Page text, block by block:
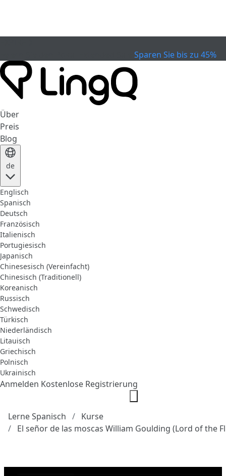
Sparen Sie bis zu 45%
Über
Preis
Blog
de
Englisch
Spanisch
Deutsch
Französisch
Italienisch
Portugiesisch
Japanisch
Chinesesisch (Vereinfacht)
Chinesisch (Traditionell)
Koreanisch
Russisch
Schwedisch
Türkisch
Niederländisch
Litauisch
Griechisch
Polnisch
Ukrainisch
Anmelden Kostenlose Registrierung
Lerne Spanisch
Kurse
El señor de las moscas William Goulding (Lord of the